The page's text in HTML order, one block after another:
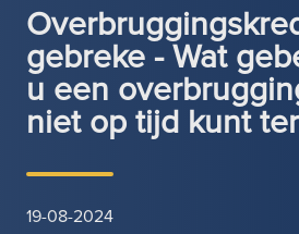
gebreke - Wat
u een
niet op tijd kunt
19-08-2024